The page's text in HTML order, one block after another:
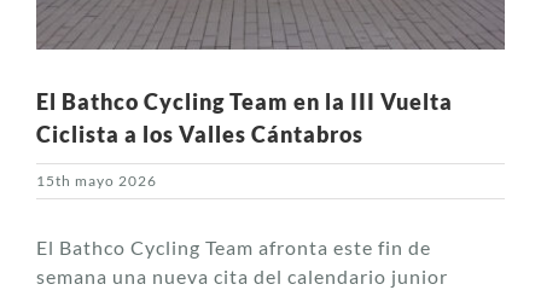
El Bathco Cycling Team en la III Vuelta
Ciclista a los Valles Cántabros
15th mayo 2026
El Bathco Cycling Team afronta este fin de
semana una nueva cita del calendario junior